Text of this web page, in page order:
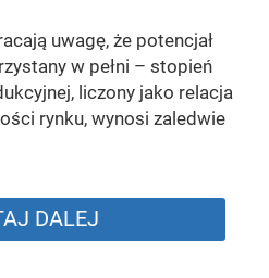
uwagę, że potencjał
w pełni – stopień
liczony jako relacja
rynku, wynosi zaledwie
DALEJ